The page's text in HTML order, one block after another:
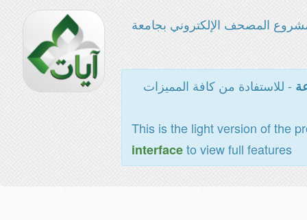
المصحف الإلكتروني بجامعة
- للاستفادة من كافة المميزات
This is the light version of the
interfaceto view full features